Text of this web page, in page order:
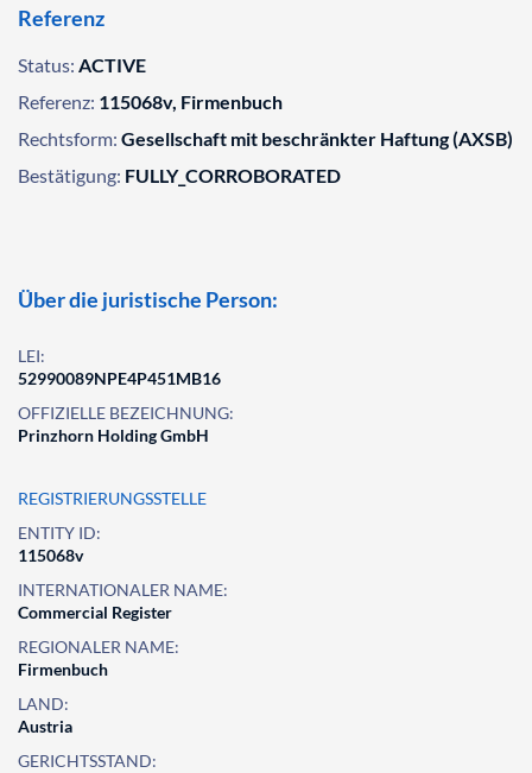
Referenz
Status: ACTIVE
Referenz: 115068v, Firmenbuch
Rechtsform: Gesellschaft mit beschränkter Haftung (AXSB)
Bestätigung: FULLY_CORROBORATED
Über die juristische Person:
LEI:
52990089NPE4P451MB16
OFFIZIELLE BEZEICHNUNG:
Prinzhorn Holding GmbH
REGISTRIERUNGSSTELLE
ENTITY ID:
115068v
INTERNATIONALER NAME:
Commercial Register
REGIONALER NAME:
Firmenbuch
LAND:
Austria
GERICHTSSTAND: